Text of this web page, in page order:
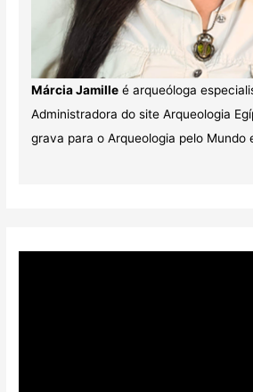
Márcia Jamilleé arqueóloga
Administradora do site Arqueologia
grava para o Arqueologia pelo Mundo